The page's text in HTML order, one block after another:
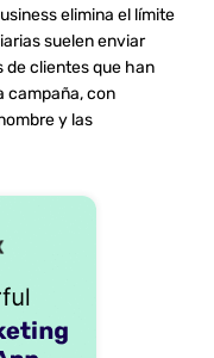
elimina el límite
suelen enviar
de clientes que han
campaña, con
y las